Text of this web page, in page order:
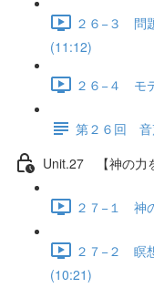
２６−３ 問
(11:12)
２６−４ モ
第２６回 音
Unit.27 【神の力
２７−１ 神
２７−２ 瞑
(10:21)